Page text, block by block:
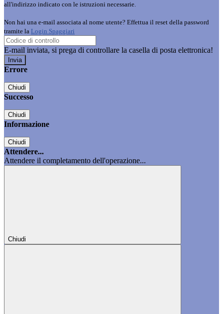
all'indirizzo indicato con le istruzioni necessarie.
Non hai una e-mail associata al nome utente? Effettua il reset della password
tramite la Login Spaggiari
E-mail inviata, si prega di controllare la casella di posta elettronica!
Errore
Chiudi
Successo
Chiudi
Informazione
Chiudi
Attendere...
Attendere il completamento dell'operazione...
Chiudi